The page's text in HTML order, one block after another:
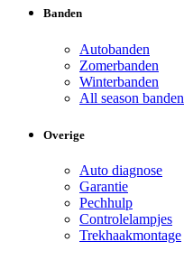
Banden
Autobanden
Zomerbanden
Winterbanden
All season banden
Overige
Auto diagnose
Garantie
Pechhulp
Controlelampjes
Trekhaakmontage